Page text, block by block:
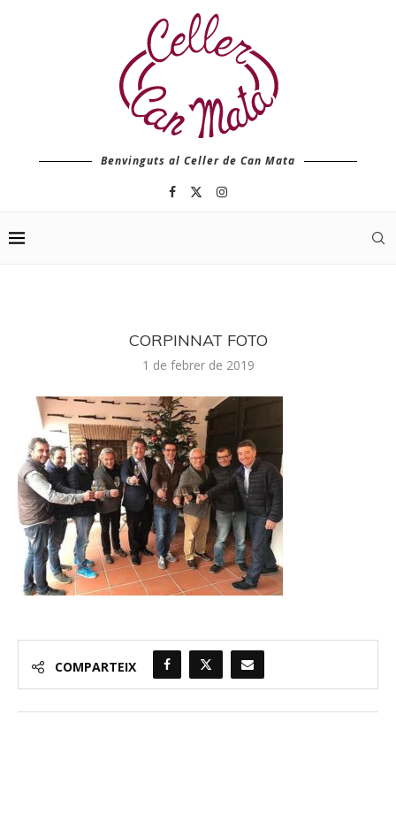
Benvinguts al Celler de Can Mata
CORPINNAT FOTO
1 de febrer de 2019
COMPARTEIX